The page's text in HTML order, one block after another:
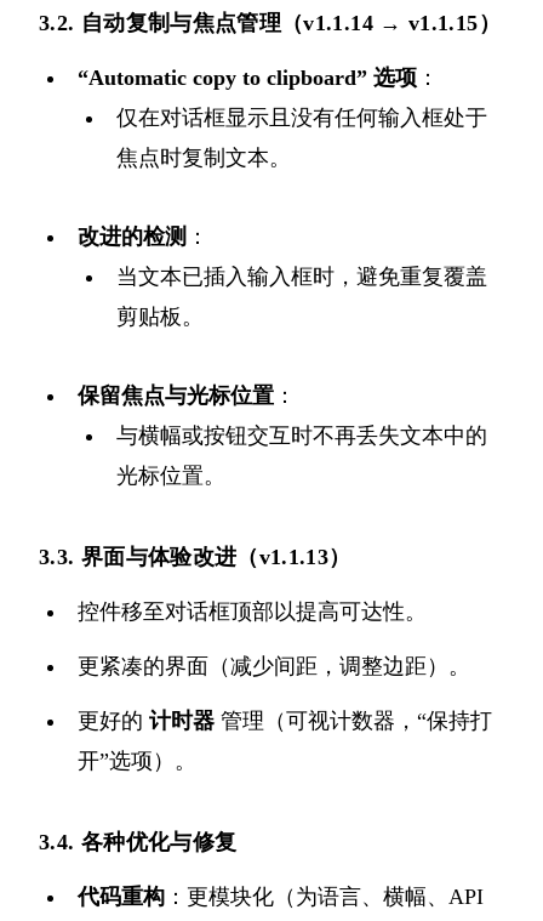
3.2. 自动复制与焦点管理（v1.1.14 → v1.1.15）
“Automatic copy to clipboard” 选项 ：
仅在对话框显示且没有任何输入框处于
焦点时复制文本。
改进的检测 ：
当文本已插入输入框时，避免重复覆盖
剪贴板。
保留焦点与光标位置 ：
与横幅或按钮交互时不再丢失文本中的
光标位置。
3.3. 界面与体验改进（v1.1.13）
控件移至对话框顶部以提高可达性。
更紧凑的界面（减少间距，调整边距）。
更好的 计时器 管理（可视计数器，“保持打
开”选项）。
3.4. 各种优化与修复
代码重构 ：更模块化（为语言、横幅、API